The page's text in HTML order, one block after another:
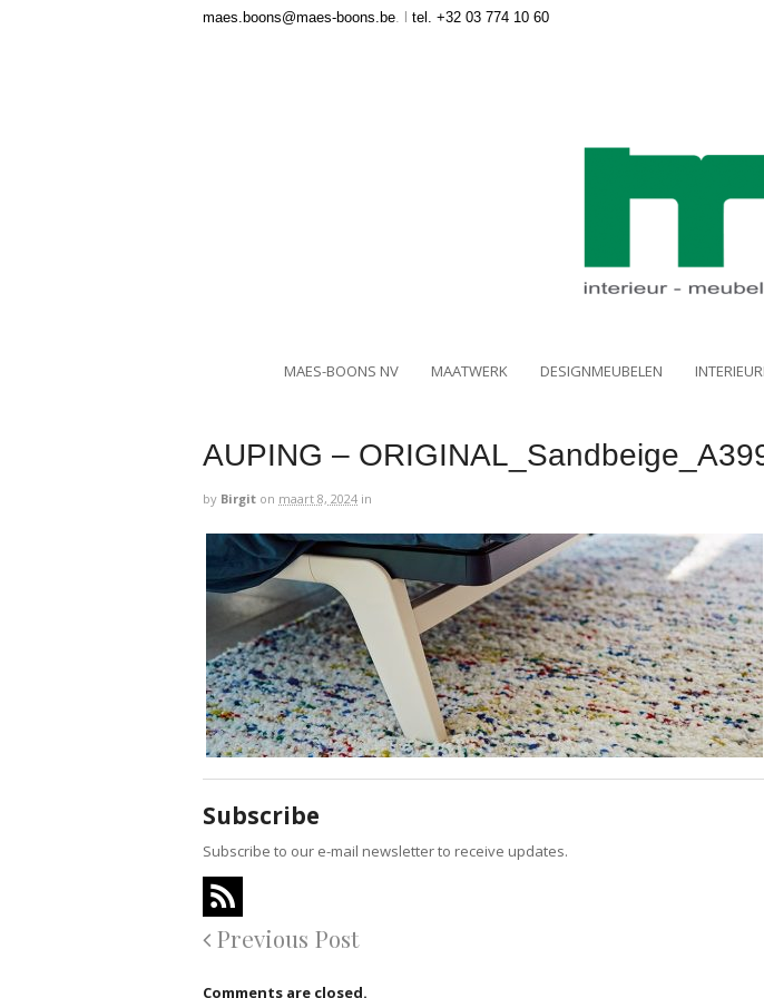
maes.boons@maes-boons.be. l tel. +32 03 774 10 60
MAES-BOONS NV MAATWERK DESIGNMEUBELEN
AUPING –
by Birgit on maart 8, 2024 in
Subscribe
Subscribe to our e-mail newsletter to receive updates.
Previous Post
Comments are closed.